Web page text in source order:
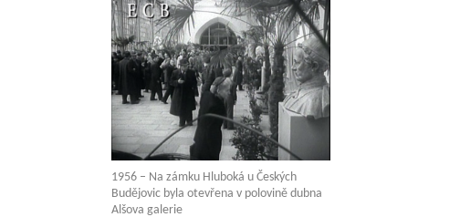
1956 – Na zámku Hluboká u Českých
Budějovic byla otevřena v polovině dubna
Alšova galerie